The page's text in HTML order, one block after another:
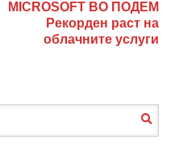
MICROSOFT ВО ПОДЕМ
Рекорден раст на
облачните услуги